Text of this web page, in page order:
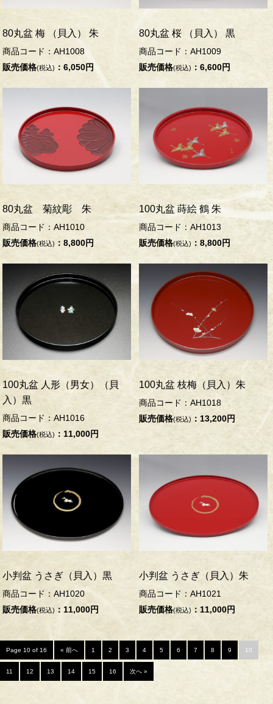
80丸盆 梅 （貝入） 朱
商品コード：AH1008
販売価格(税込) ：6,050円
80丸盆 桜 （貝入） 黒
商品コード：AH1009
販売価格(税込) ：6,600円
80丸盆 菊紋彫 朱
商品コード：AH1010
販売価格(税込) ：8,800円
100丸盆 蒔絵 鶴 朱
商品コード：AH1013
販売価格(税込) ：8,800円
100丸盆 人形（男女）（貝
入）黒
商品コード：AH1016
販売価格(税込) ：11,000円
100丸盆 枝梅（貝入）朱
商品コード：AH1018
販売価格(税込) ：13,200円
小判盆 うさぎ（貝入）黒
商品コード：AH1020
販売価格(税込) ：11,000円
小判盆 うさぎ（貝入）朱
商品コード：AH1021
販売価格(税込) ：11,000円
Page 10 of 16 « 前へ 1 2 3 4 5 6 7 8 9 10
11 12 13 14 15 16 次へ »